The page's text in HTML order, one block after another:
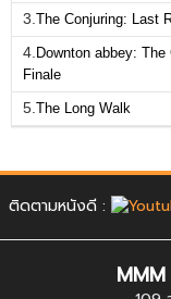
3. The Conjuring: Last
4. Downton abbey: The
Finale
5. The Long Walk
ติดตามหนังดี :